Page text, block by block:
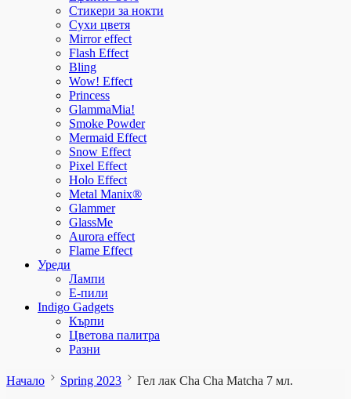
Стикери за нокти
Сухи цветя
Mirror effect
Flash Effect
Bling
Wow! Effect
Princess
GlammaMia!
Smoke Powder
Mermaid Effect
Snow Effect
Pixel Effect
Holo Effect
Metal Manix®
Glammer
GlassMe
Aurora effect
Flame Effect
Уреди
Лампи
E-пили
Indigo Gadgets
Кърпи
Цветова палитра
Разни
Начало Spring 2023 Гел лак Cha Cha Matcha 7 мл.